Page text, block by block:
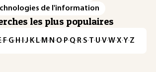
de l'information
les plus populaires
· F·G· H · ·J· K· L· M · N ·O· P·Q· R·S·T·U·V·W·X·Y·Z